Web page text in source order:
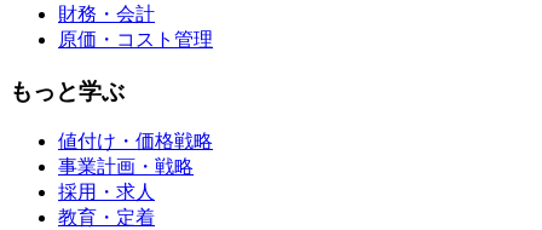
財務・会計
原価・コスト管理
もっと学ぶ
値付け・価格戦略
事業計画・戦略
採用・求人
教育・定着